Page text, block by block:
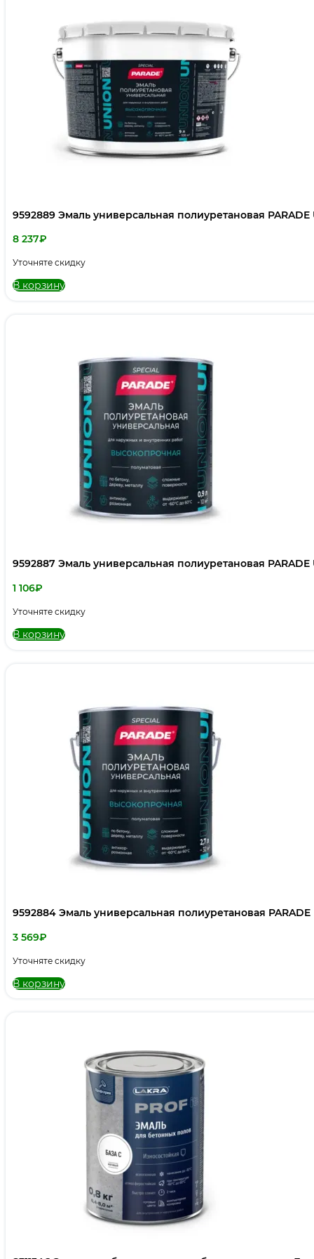
9592889 Эмаль универсальная полиуретановая PARADE
8 237₽
Уточняте скидку
В корзину
9592887 Эмаль универсальная полиуретановая PARADE
1 106₽
Уточняте скидку
В корзину
9592884 Эмаль универсальная полиуретановая PARADE
3 569₽
Уточняте скидку
В корзину